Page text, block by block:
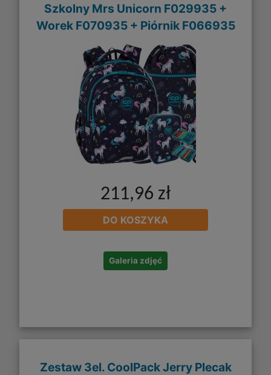
Szkolny Mrs Unicorn F029935 +
Worek F070935 + Piórnik F066935
211,96 zł
DO KOSZYKA
Galeria zdjęć
Zestaw 3el. CoolPack Jerry Plecak